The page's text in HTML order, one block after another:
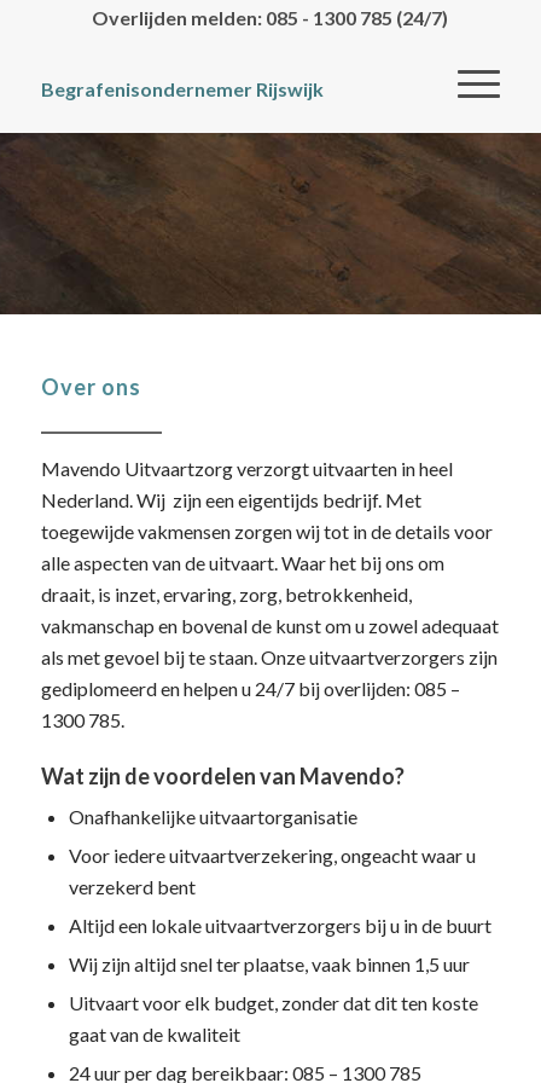
Overlijden melden: 085 - 1300 785 (24/7)
Begrafenisondernemer Rijswijk
Over ons
Mavendo Uitvaartzorg verzorgt uitvaarten in heel
Nederland. Wij zijn een eigentijds bedrijf. Met
toegewijde vakmensen zorgen wij tot in de details voor
alle aspecten van de uitvaart. Waar het bij ons om
draait, is inzet, ervaring, zorg, betrokkenheid,
vakmanschap en bovenal de kunst om u zowel adequaat
als met gevoel bij te staan. Onze uitvaartverzorgers zijn
gediplomeerd en helpen u 24/7 bij overlijden: 085 –
1300 785.
Wat zijn de voordelen van Mavendo?
Onafhankelijke uitvaartorganisatie
Voor iedere uitvaartverzekering, ongeacht waar u
verzekerd bent
Altijd een lokale uitvaartverzorgers bij u in de buurt
Wij zijn altijd snel ter plaatse, vaak binnen 1,5 uur
Uitvaart voor elk budget, zonder dat dit ten koste
gaat van de kwaliteit
24 uur per dag bereikbaar: 085 – 1300 785